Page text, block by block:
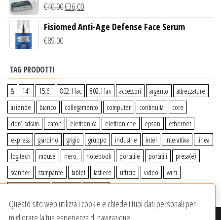
Wireless Qi
€40,00€36,00
Fisiomed Anti-Age Defense Face Serum
€89,00
TAG PRODOTTI
& 14″ 15.6″ 802.11ac 802.11ax accessori argento
attrezzature
aziende
bianco collegamento computer continuita
core
ddr4-sdram
eaton elettronica elettroniche epson
ethernet
express
giardino grigio gruppo industrie intel interattiva
linea
logitech
mouse nero, notebook portatile portatili
presa(e)
scanner
stampante tablet tastiere ufficio video
wi-fi
Questo sito web utilizza i cookie e chiede i tuoi dati personali per
migliorare la tua esperienza di navigazione.